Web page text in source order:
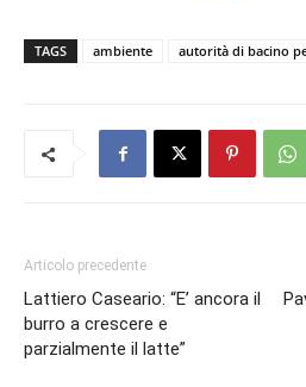
TAGS ambiente autorità di bacino
Articolo precedente
Lattiero Caseario: “E’ ancora il
burro a crescere e
parzialmente il latte”